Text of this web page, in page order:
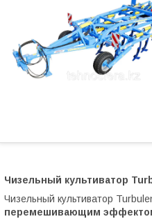
Чизельный культиватор
Чизельный культиватор
перемешивающим